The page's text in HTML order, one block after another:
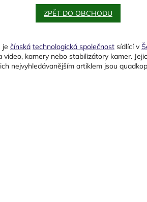
ZPĚT DO OBCHODU
je čínská technologická společnost sídlící v
kamery nebo stabilizátory kamer.
nejvyhledávanějším artiklem jsou